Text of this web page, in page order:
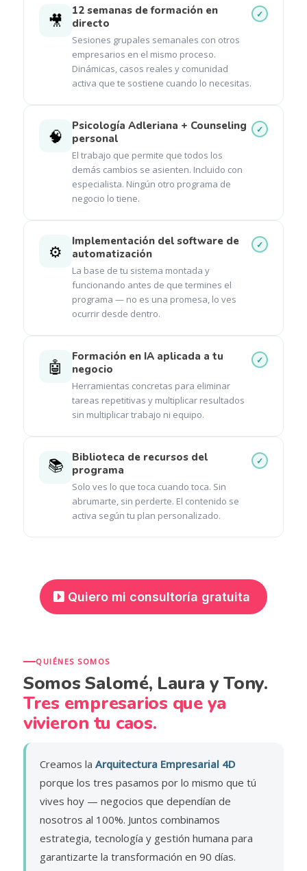
🎥
12 semanas de formación en
directo
Sesiones grupales semanales con otros
empresarios en el mismo proceso.
Dinámicas, casos reales y comunidad
activa que te sostiene cuando lo necesitas.
🧠
Psicología Adleriana + Counseling
personal
El trabajo que permite que todos los
demás cambios se asienten. Incluido con
especialista. Ningún otro programa de
negocio lo tiene.
⚙️
Implementación del software de
automatización
La base de tu sistema montada y
funcionando antes de que termines el
programa — no es una promesa, lo ves
ocurrir desde dentro.
🤖
Formación en IA aplicada a tu
negocio
Herramientas concretas para eliminar
tareas repetitivas y multiplicar resultados
sin multiplicar trabajo ni equipo.
📚
Biblioteca de recursos del
programa
Solo ves lo que toca cuando toca. Sin
abrumarte, sin perderte. El contenido se
activa según tu plan personalizado.
Quiero mi consultoría gratuita
QUIÉNES SOMOS
Somos Salomé, Laura y Tony.
Tres empresarios que ya
vivieron tu caos.
Creamos la Arquitectura Empresarial 4D
porque los tres pasamos por lo mismo que tú
vives hoy — negocios que dependían de
nosotros al 100%. Juntos combinamos
estrategia, tecnología y gestión humana para
garantizarte la transformación en 90 días.